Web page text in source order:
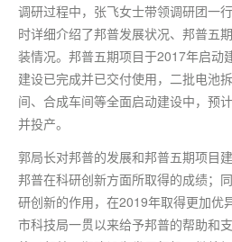
调研过程中，张飞女士带领调研团一
时详细介绍了邦普发展状况、邦普五
装情况。邦普五期项目于2017年启动
建设已完成并已交付使用，二批电池
间、合成车间等全面启动建设中，预
并投产。
郭局长对邦普的发展和邦普五期项目
邦普在科研创新方面所取得的成绩；
研创新的作用，在2019年取得更加优
市科技局一贯以来给予邦普的帮助和